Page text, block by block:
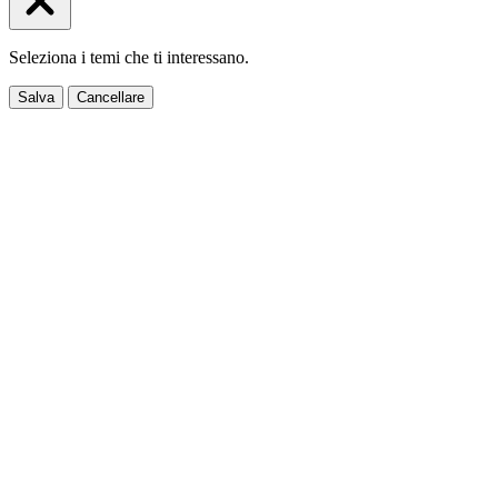
Seleziona i temi che ti interessano.
Salva Cancellare